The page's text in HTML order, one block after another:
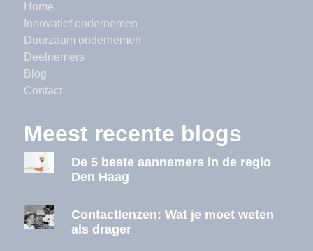
Home
Innovatief ondernemen
Duurzaam ondernemen
Deelnemers
Blog
Contact
Meest recente blogs
De 5 beste aannemers in de regio
Den Haag
Contactlenzen: Wat je moet weten
als drager